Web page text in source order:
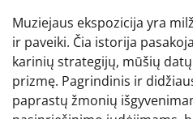
Muziejaus ekspozicija yra
ir paveiki. Čia istorija
karinių strategijų, mūšių
prizmę. Pagrindinis ir
paprastų žmonių